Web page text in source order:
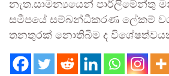
නැත.සාමන්‍යයෙන් පාර්ලිමේන්තු
සමීපයේ සම්බන්ධීකරණ ලේකම්
තනතුරක් නොතිබීම ද